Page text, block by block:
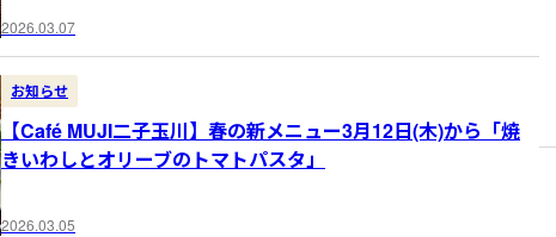
2026.03.07
お知らせ
【Café MUJI二子玉川】春の新メニュー3月12日(木)から「焼
きいわしとオリーブのトマトパスタ」
2026.03.05